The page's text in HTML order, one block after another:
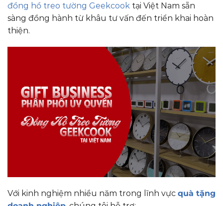
đồng hồ treo tường Geekcook tại Việt Nam sẵn
sàng đồng hành từ khâu tư vấn đến triển khai hoàn
thiện.
Với kinh nghiệm nhiều năm trong lĩnh vực quà tặng